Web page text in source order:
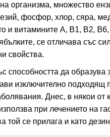
организма, множество
фосфор, хлор, сяра,
и витамините А, В1, В2,
се отличава със
свойства.
способността да
изключително подходящ
Днес, в някои
при лечението на
той се прилага и като